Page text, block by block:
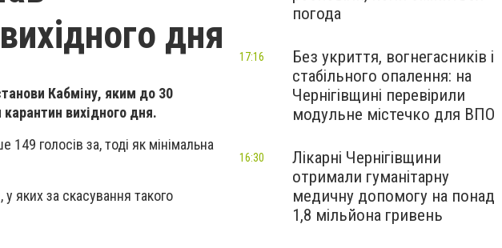
дня
Кабміну, яким до 30
вихідного дня.
голосів за, тоді як мінімальна
яких за скасування такого
погода
Без укриття, вогнегасників і
стабільного опалення: на
Чернігівщині перевірили
модульне містечко для ВПО
17:16
Лікарні Чернігівщини
отримали гуманітарну
медичну допомогу на понад
1,8 мільйона гривень
16:30